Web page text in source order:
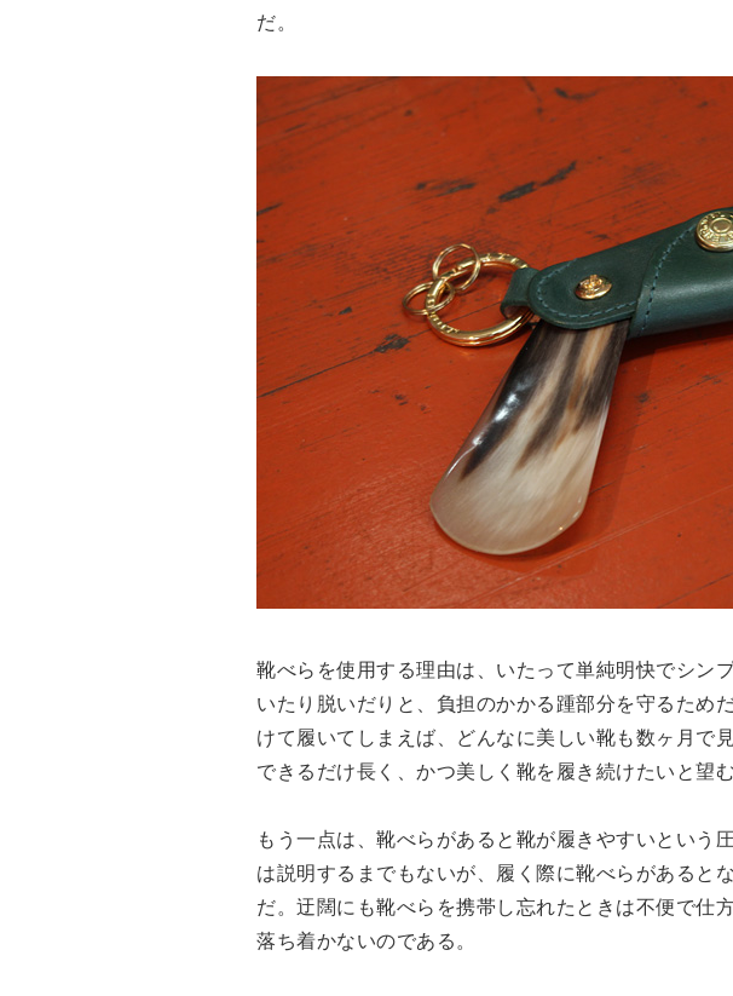
GLENROYAL
だ。
靴べらを使用する理由は、いたって単純明快でシン
いたり脱いだりと、負担のかかる踵部分を守るため
けて履いてしまえば、どんなに美しい靴も数ヶ月で
できるだけ長く、かつ美しく靴を履き続けたいと望
もう一点は、靴べらがあると靴が履きやすいという
は説明するまでもないが、履く際に靴べらがあると
だ。迂闊にも靴べらを携帯し忘れたときは不便で仕
落ち着かないのである。